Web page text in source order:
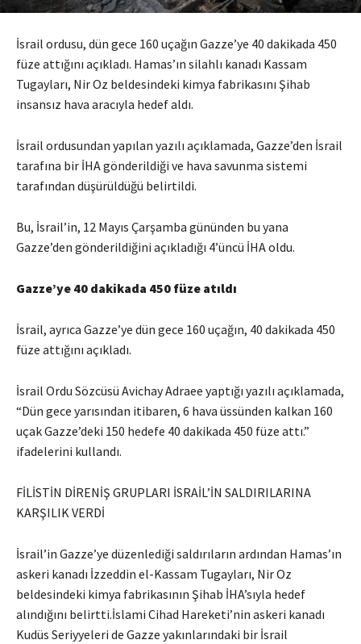
İsrail ordusu, dün gece 160 uçağın Gazze’ye 40 dakikada 450
füze attığını açıkladı. Hamas’ın silahlı kanadı Kassam
Tugayları, Nir Oz beldesindeki kimya fabrikasını Şihab
insansız hava aracıyla hedef aldı.
İsrail ordusundan yapılan yazılı açıklamada, Gazze’den İsrail
tarafına bir İHA gönderildiği ve hava savunma sistemi
tarafından düşürüldüğü belirtildi.
Bu, İsrail’in, 12 Mayıs Çarşamba gününden bu yana
Gazze’den gönderildiğini açıkladığı 4’üncü İHA oldu.
Gazze’ye 40 dakikada 450 füze atıldı
İsrail, ayrıca Gazze’ye dün gece 160 uçağın, 40 dakikada 450
füze attığını açıkladı.
İsrail Ordu Sözcüsü Avichay Adraee yaptığı yazılı açıklamada,
“Dün gece yarısından itibaren, 6 hava üssünden kalkan 160
uçak Gazze’deki 150 hedefe 40 dakikada 450 füze attı.”
ifadelerini kullandı.
FİLİSTİN DİRENİŞ GRUPLARI İSRAİL’İN SALDIRILARINA
KARŞILIK VERDİ
İsrail’in Gazze’ye düzenlediği saldırıların ardından Hamas’ın
askeri kanadı İzzeddin el-Kassam Tugayları, Nir Oz
beldesindeki kimya fabrikasının Şihab İHA’sıyla hedef
alındığını belirtti.İslami Cihad Hareketi’nin askeri kanadı
Kudüs Seriyyeleri de Gazze yakınlarındaki bir İsrail